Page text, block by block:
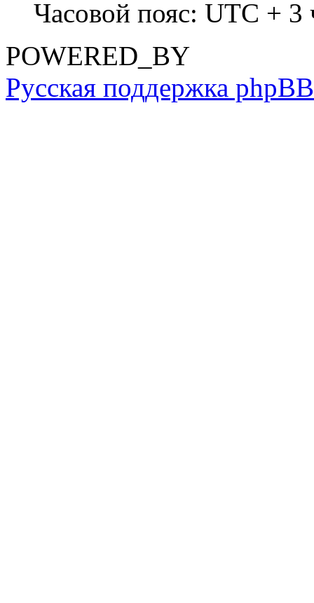
Часовой пояс: UTC + 3
POWERED_BY
Русская поддержка phpBB